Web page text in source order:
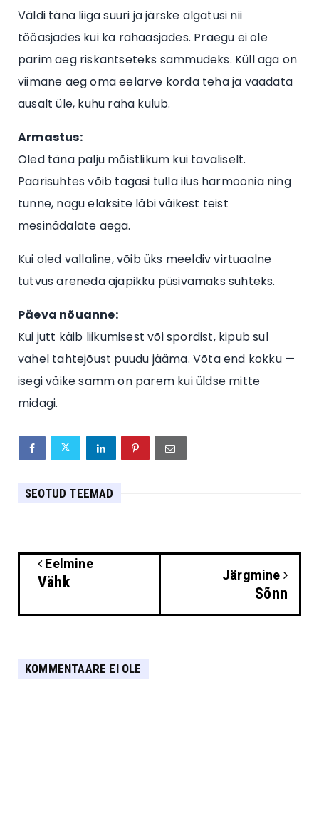
Väldi täna liiga suuri ja järske algatusi nii
tööasjades kui ka rahaasjades. Praegu ei ole
parim aeg riskantseteks sammudeks. Küll aga on
viimane aeg oma eelarve korda teha ja vaadata
ausalt üle, kuhu raha kulub.
Armastus:
Oled täna palju mõistlikum kui tavaliselt.
Paarisuhtes võib tagasi tulla ilus harmoonia ning
tunne, nagu elaksite läbi väikest teist
mesinädalate aega.
Kui oled vallaline, võib üks meeldiv virtuaalne
tutvus areneda ajapikku püsivamaks suhteks.
Päeva nõuanne:
Kui jutt käib liikumisest või spordist, kipub sul
vahel tahtejõust puudu jääma. Võta end kokku —
isegi väike samm on parem kui üldse mitte
midagi.
SEOTUD TEEMAD
Eelmine
Vähk Järgmine
Sõnn
KOMMENTAARE EI OLE